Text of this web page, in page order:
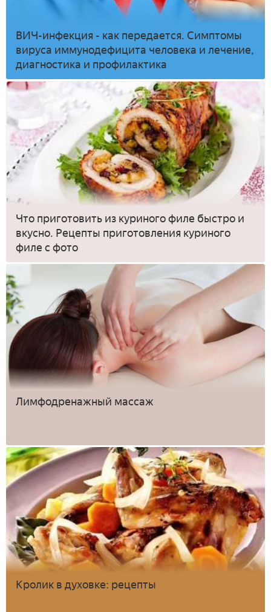
ВИЧ-инфекция - как передается. Симптомы
вируса иммунодефицита человека и лечение,
диагностика и профилактика
Что приготовить из куриного филе быстро и
вкусно. Рецепты приготовления куриного
филе с фото
Лимфодренажный массаж
Кролик в духовке: рецепты